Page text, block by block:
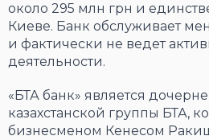
около 295 млн грн и
Киеве. Банк обслуживает
и фактически не ведет
деятельности.
«БТА банк» является
казахстанской группы БТА,
бизнесменом Кенесом